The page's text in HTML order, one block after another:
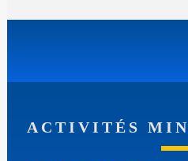
ACTIVITÉS